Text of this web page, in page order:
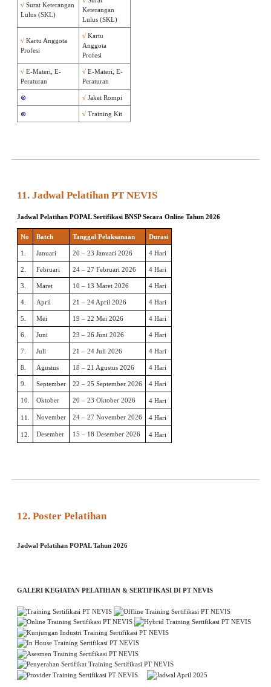
√ Surat Keterangan
Lulus (SKL)
Keterangan
Lulus (SKL)
√ Kartu Anggota
Profesi
√ Kartu
Anggota
Profesi
√ E-Materi, E-
Peraturan
√ E-Materi, E-
Peraturan
⊗ √ Jaket Rompi
⊗ √ Training Kit
11. Jadwal Pelatihan PT NEVIS
Jadwal Pelatihan POPAL Sertifikasi BNSPSecara Online Tahun 2026
No Batch Tanggal Pelaksanaan Durasi
1. Januari 20 – 23 Januari 2026 4 Hari
2. Februari 24 – 27 Februari 2026 4 Hari
3. Maret 10 – 13 Maret 2026 4 Hari
4. April 21 – 24 April 2026 4 Hari
5. Mei 19 – 22 Mei 2026 4 Hari
6. Juni 23 – 26 Juni 2026 4 Hari
7. Juli 21 – 24 Juli 2026 4 Hari
8. Agustus 18 – 21 Agustus 2026 4 Hari
9. September 22 – 25 September 2026 4 Hari
10. Oktober 20 – 23 Oktober 2026 4 Hari
11. November 24 – 27 November 2026 4 Hari
12. Desember 15 – 18 Desember 2026 4 Hari
12. Poster Pelatihan
Jadwal Pelatihan POPAL Tahun 2026
GALERI KEGIATAN PELATIHAN & SERTIFIKASI DI PT NEVIS